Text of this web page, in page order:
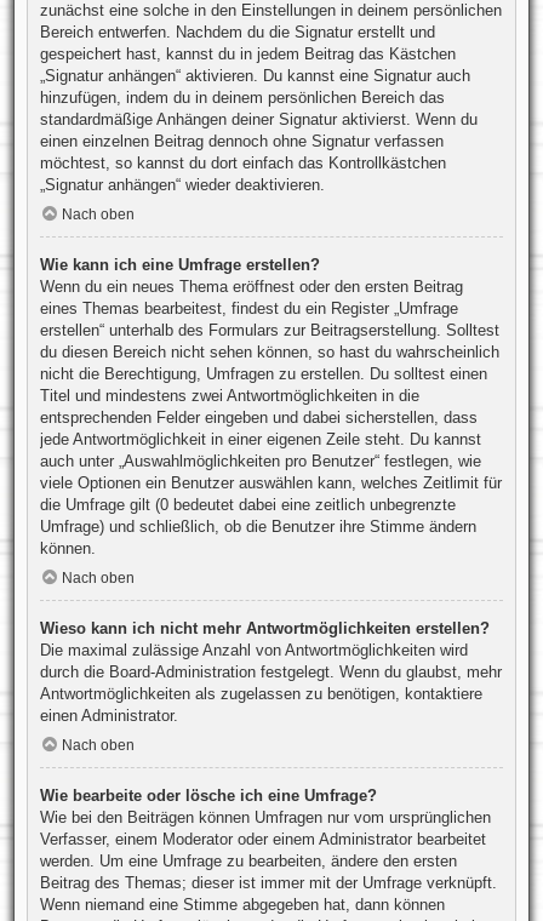
zunächst eine solche in den Einstellungen in deinem persönlichen
Bereich entwerfen. Nachdem du die Signatur erstellt und
gespeichert hast, kannst du in jedem Beitrag das Kästchen
„Signatur anhängen“ aktivieren. Du kannst eine Signatur auch
hinzufügen, indem du in deinem persönlichen Bereich das
standardmäßige Anhängen deiner Signatur aktivierst. Wenn du
einen einzelnen Beitrag dennoch ohne Signatur verfassen
möchtest, so kannst du dort einfach das Kontrollkästchen
„Signatur anhängen“ wieder deaktivieren.
Nach oben
Wie kann ich eine Umfrage erstellen?
Wenn du ein neues Thema eröffnest oder den ersten Beitrag
eines Themas bearbeitest, findest du ein Register „Umfrage
erstellen“ unterhalb des Formulars zur Beitragserstellung. Solltest
du diesen Bereich nicht sehen können, so hast du wahrscheinlich
nicht die Berechtigung, Umfragen zu erstellen. Du solltest einen
Titel und mindestens zwei Antwortmöglichkeiten in die
entsprechenden Felder eingeben und dabei sicherstellen, dass
jede Antwortmöglichkeit in einer eigenen Zeile steht. Du kannst
auch unter „Auswahlmöglichkeiten pro Benutzer“ festlegen, wie
viele Optionen ein Benutzer auswählen kann, welches Zeitlimit für
die Umfrage gilt (0 bedeutet dabei eine zeitlich unbegrenzte
Umfrage) und schließlich, ob die Benutzer ihre Stimme ändern
können.
Nach oben
Wieso kann ich nicht mehr Antwortmöglichkeiten erstellen?
Die maximal zulässige Anzahl von Antwortmöglichkeiten wird
durch die Board-Administration festgelegt. Wenn du glaubst, mehr
Antwortmöglichkeiten als zugelassen zu benötigen, kontaktiere
einen Administrator.
Nach oben
Wie bearbeite oder lösche ich eine Umfrage?
Wie bei den Beiträgen können Umfragen nur vom ursprünglichen
Verfasser, einem Moderator oder einem Administrator bearbeitet
werden. Um eine Umfrage zu bearbeiten, ändere den ersten
Beitrag des Themas; dieser ist immer mit der Umfrage verknüpft.
Wenn niemand eine Stimme abgegeben hat, dann können